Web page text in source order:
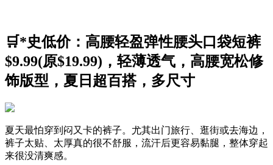
🛒*史低价：高腰轻盈弹性腰头口袋短裤
$9.99(原$19.99)，轻薄透气，高腰宽松修
饰版型，夏日超百搭，多尺寸
夏天最怕穿到闷又卡的裤子。尤其出门旅行、逛街或去海边，
裤子太贴、太厚真的很不舒服，流汗后更容易黏腿，整体穿起
来很没清爽感。